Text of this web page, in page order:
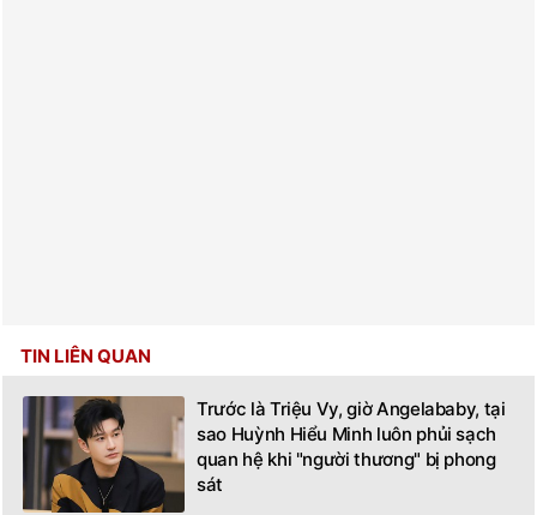
TIN LIÊN QUAN
Trước là Triệu Vy, giờ Angelababy, tại
sao Huỳnh Hiểu Minh luôn phủi sạch
quan hệ khi "người thương" bị phong
sát